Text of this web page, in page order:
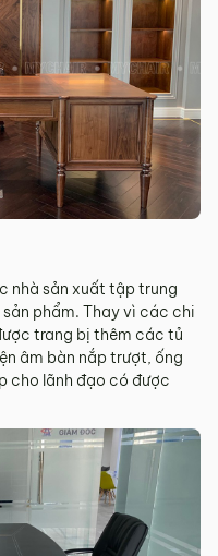
nhà sản xuất tập trung
phẩm. Thay vì các chi
trang bị thêm các tủ
âm bàn nắp trượt, ống
cho lãnh đạo có được